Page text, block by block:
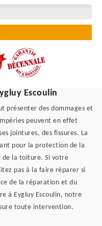
Escoulin
présenter des dommages et
peuvent en effet
jointures, des fissures. La
pour la protection de la
de la toiture. Si votre
pas à la faire réparer si
de la réparation et du
à Eygluy Escoulin, notre
toute intervention.